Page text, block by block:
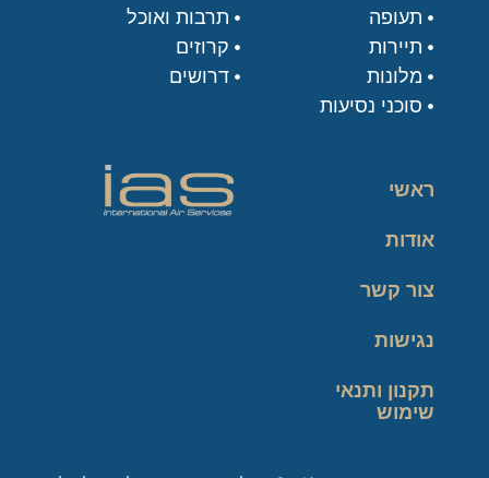
תעופה
תיירות
מלונות
סוכני נסיעות
תרבות ואוכל
קרוזים
דרושים
ראשי
אודות
צור קשר
נגישות
תקנון ותנאי
שימוש